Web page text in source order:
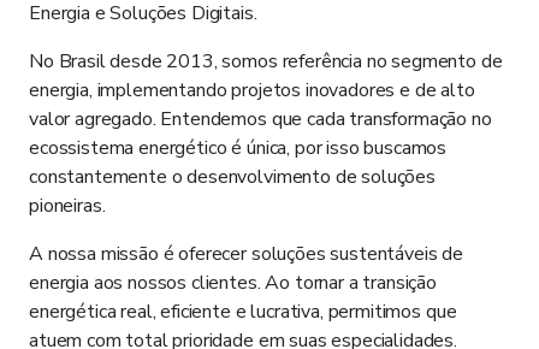
Energia e Soluções Digitais.
No Brasil desde 2013, somos referência no segmento de
energia, implementando projetos inovadores e de alto
valor agregado. Entendemos que cada transformação no
ecossistema energético é única, por isso buscamos
constantemente o desenvolvimento de soluções
pioneiras.
A nossa missão é oferecer soluções sustentáveis de
energia aos nossos clientes. Ao tornar a transição
energética real, eficiente e lucrativa, permitimos que
atuem com total prioridade em suas especialidades.